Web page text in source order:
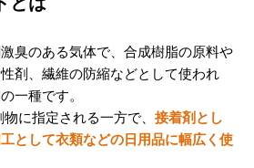
臭のある気体で、合成樹脂の原料や
剤、繊維の防縮などとして使われ
一種です。
に指定される一方で、 接着剤とし
として衣類などの日用品に幅広く使